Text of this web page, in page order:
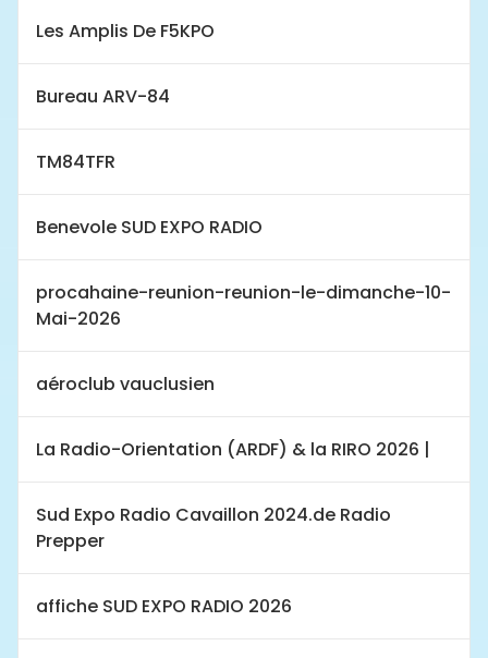
Les Amplis De F5KPO
Bureau ARV-84
TM84TFR
Benevole SUD EXPO RADIO
procahaine-reunion-reunion-le-dimanche-10-
Mai-2026
aéroclub vauclusien
La Radio-Orientation (ARDF) & la RIRO 2026 |
Sud Expo Radio Cavaillon 2024.de Radio
Prepper
affiche SUD EXPO RADIO 2026